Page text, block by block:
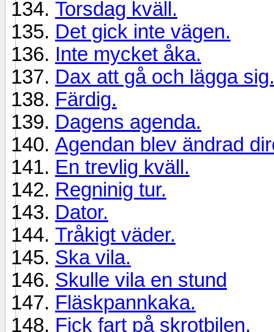
Torsdag kväll.
Det gick inte vägen.
Inte mycket åka.
Dax att gå och lägga sig.
Färdig.
Dagens agenda.
Agendan blev ändrad
En trevlig kväll.
Regninig tur.
Dator.
Tråkigt väder.
Ska vila.
Skulle vila en stund
Fläskpannkaka.
Fick fart på skrotbilen.